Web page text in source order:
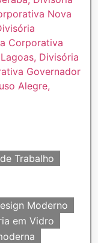
Trabalho
Moderno
em Vidro